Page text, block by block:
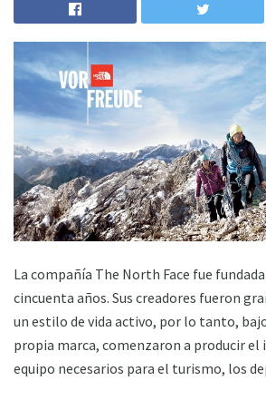
La compañía The North Face fue
cincuenta años. Sus creadores fueron
un estilo de vida activo, por lo tanto,
propia marca, comenzaron a producir el
equipo necesarios para el turismo, los